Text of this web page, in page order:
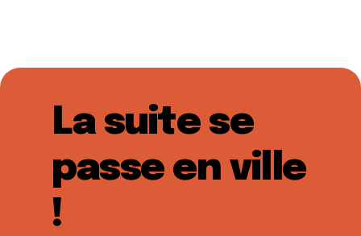
La suite se
passe en ville
!